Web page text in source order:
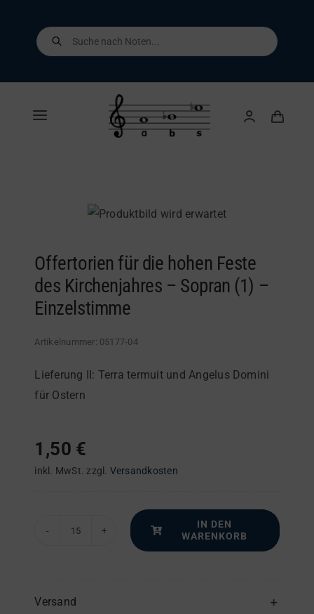
content
Products
search
Toggle
Kontakt
Offertorien für die hohen Feste
des Kirchenjahres – Sopran (1) –
Einzelstimme
Artikelnummer: 05177-04
Lieferung II: Terra termuit und Angelus Domini
für Ostern
1,50 €
inkl. MwSt. zzgl. Versandkosten
hohen
IN DEN
WARENKORB
Versand